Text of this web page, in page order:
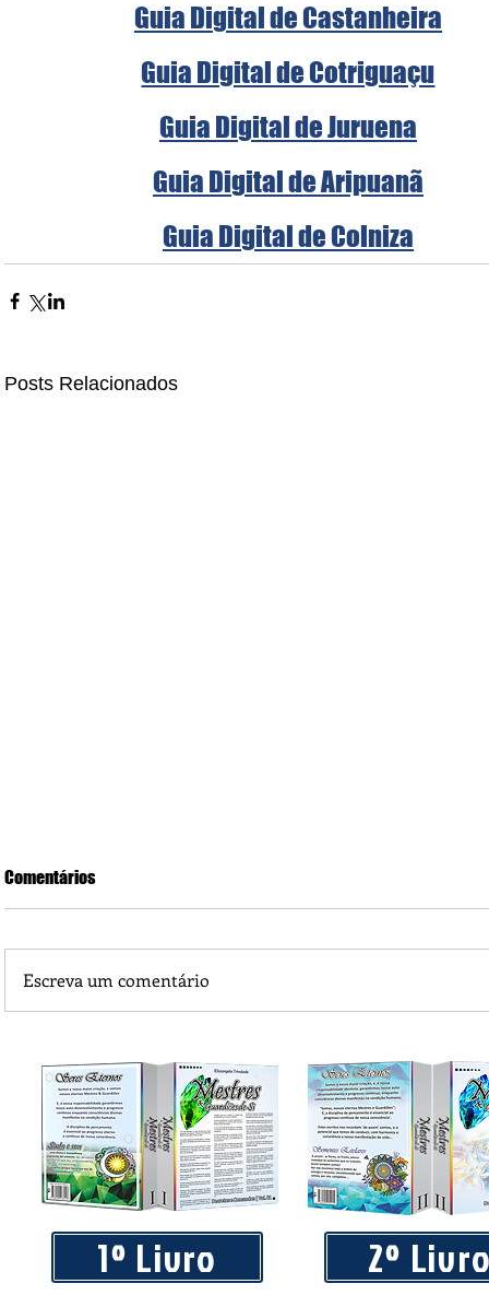
Guia Digital de Castanheira
Guia Digital de Cotriguaçu
Guia Digital de Juruena
Guia Digital de Aripuanã
Guia Digital de Colniza
Posts Relacionados
Piá Lava Jato, de Juara, torna público que requereu
Instalação e Operação
Comentários
Escreva um comentário
1º Livro 2º